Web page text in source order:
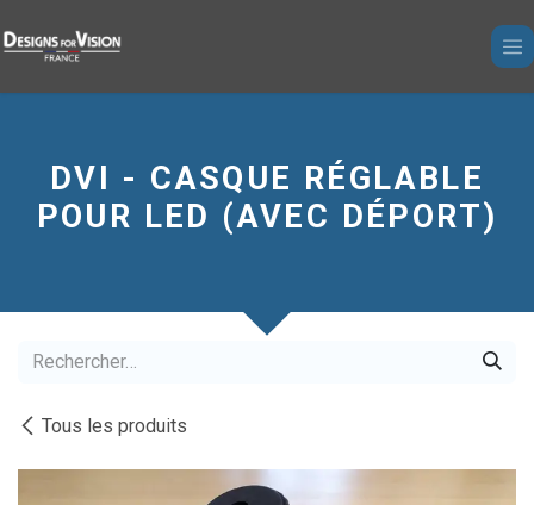
DVI - CASQUE RÉGLABLE
POUR LED (AVEC DÉPORT)
Tous les produits